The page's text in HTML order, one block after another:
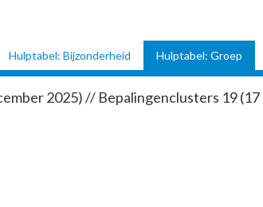
Hulptabel: Bijzonderheid Hulptabel: Groep
2025) // Bepalingenclusters 19